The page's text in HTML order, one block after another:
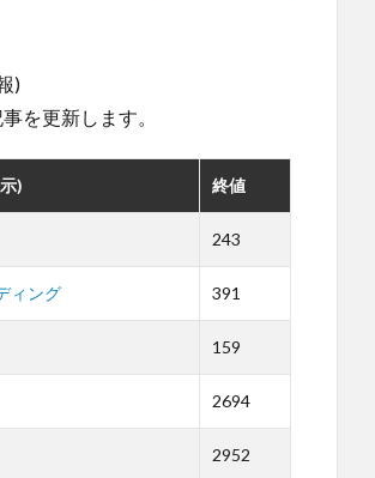
)
を更新します。
) 終値
243
ィング 391
159
2694
2952